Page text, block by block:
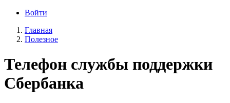
Меню
записи
пользователя
Войти
Строка
навигации
Главная
Полезное
Телефон службы поддержки
Сбербанка